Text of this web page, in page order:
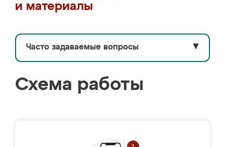
и материалы
Часто задаваемые вопросы ▼
Схема работы